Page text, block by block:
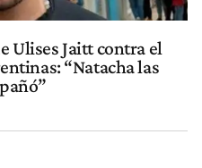
Ulises Jaitt contra el
“Natacha las